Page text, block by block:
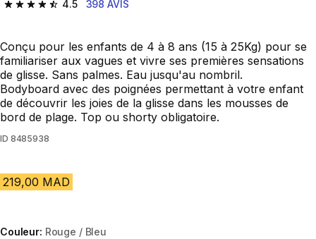
4.5
4.5 out of 5 stars from 398 reviews
398 AVIS
Conçu pour les enfants de 4 à 8 ans (15 à 25Kg) pour se
familiariser aux vagues et vivre ses premières sensations
de glisse. Sans palmes. Eau jusqu'au nombril.
Bodyboard avec des poignées permettant à votre enfant
de découvrir les joies de la glisse dans les mousses de
bord de plage. Top ou shorty obligatoire.
ID 8485938
219,00 MAD
Couleur: Rouge / Bleu